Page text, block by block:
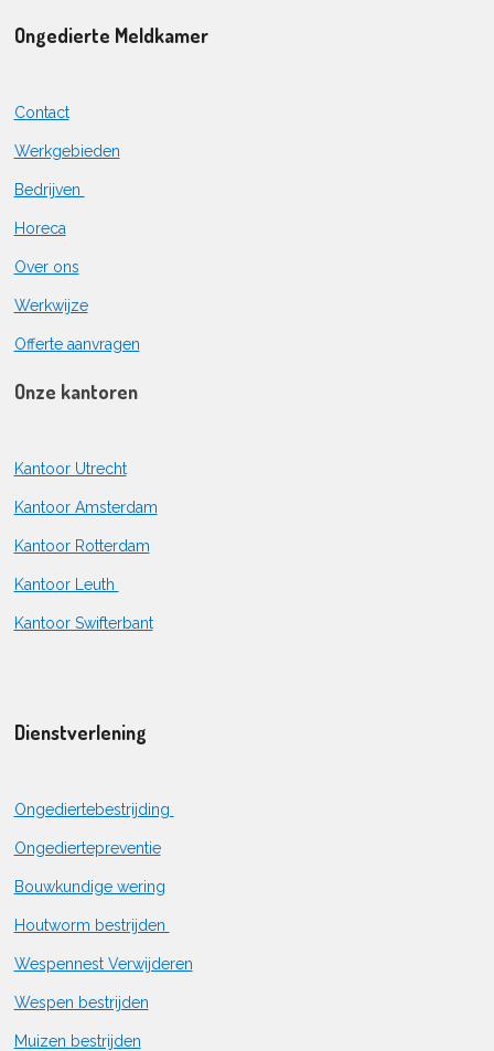
Ongedierte Meldkamer
Contact
Werkgebieden
Bedrijven
Horeca
Over ons
Werkwijze
Offerte aanvragen
Onze kantoren
Kantoor Utrecht
Kantoor Amsterdam
Kantoor Rotterdam
Kantoor Leuth
Kantoor Swifterbant
Dienstverlening
Ongediertebestrijding
Ongediertepreventie
Bouwkundige wering
Houtworm bestrijden
Wespennest Verwijderen
Wespen bestrijden
Muizen bestrijden